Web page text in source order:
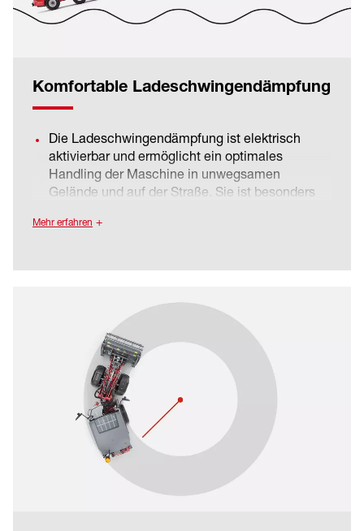
Komfortable Ladeschwingendämpfung
Die Ladeschwingendämpfung ist elektrisch
aktivierbar und ermöglicht ein optimales
Handling der Maschine in unwegsamen
Gelände und auf der Straße. Sie ist besonders
Lasten in der Schaufel bzw. auf der
deutliches Plus an Komfort für den Fahrer.
Die Ladeschwingendämpfung verhindert ein
Aufschaukeln der Maschine bei hohen
Fahrgeschwindigkeiten. Das erhöht die
Sicherheit für den Fahrer und schont die
Fahrzeugkomponenten, da Stöße abgefangen
werden.
Mehr erfahren